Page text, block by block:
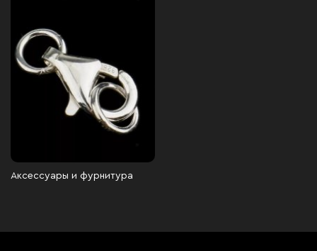
Аксессуары и фурнитура